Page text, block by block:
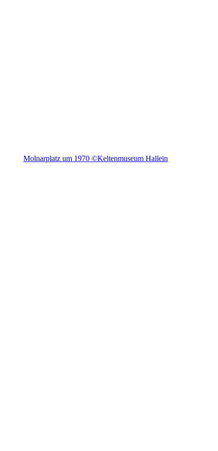
Molnarplatz um 1970 ©Keltenmuseum Hallein